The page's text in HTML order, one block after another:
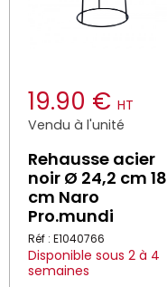
19.90 € HT
Vendu à l'unité
Rehausse acier
noir Ø 24,2 cm 18
cm Naro
Pro.mundi
Réf : E1040766
Disponible sous 2 à 4
semaines